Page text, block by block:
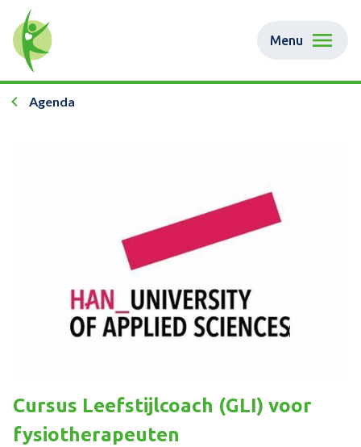
Menu
Agenda
Cursus Leefstijlcoach (GLI) voor
fysiotherapeuten